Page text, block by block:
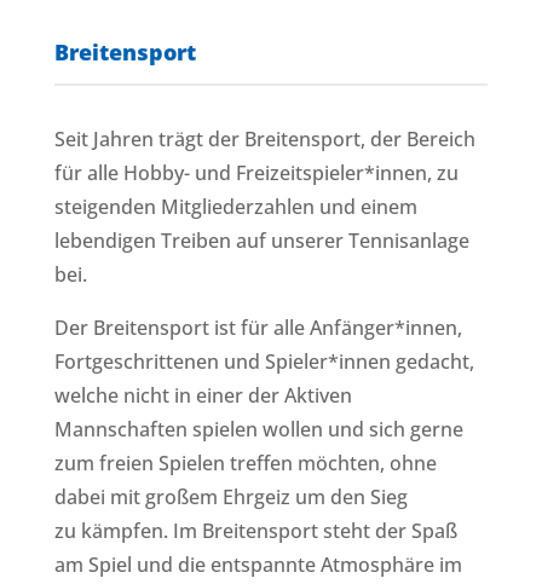
Breitensport
Seit Jahren trägt der Breitensport, der Bereich
für alle Hobby- und Freizeitspieler*innen, zu
steigenden Mitgliederzahlen und einem
lebendigen Treiben auf unserer Tennisanlage
bei.
Der Breitensport ist für alle Anfänger*innen,
Fortgeschrittenen und Spieler*innen gedacht,
welche nicht in einer der Aktiven
Mannschaften spielen wollen und sich gerne
zum freien Spielen treffen möchten, ohne
dabei mit großem Ehrgeiz um den Sieg
zu kämpfen. Im Breitensport steht der Spaß
am Spiel und die entspannte Atmosphäre im